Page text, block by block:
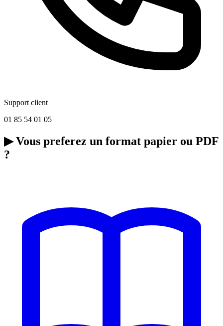
Support client
01 85 54 01 05
▶Vous preferez un format papier ou PDF
?